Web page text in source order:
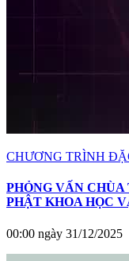
CHƯƠNG TRÌNH
PHỎNG VẤN
PHẬT KHOA HỌC
00:00 ngày 31/12/2025